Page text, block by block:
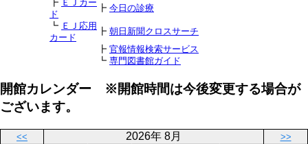
┣ ＥＪカー
ド
┣ 今日の診療
┗ ＥＪ応用
カード
┣ 朝日新聞クロスサーチ
┣ 官報情報検索サービス
┗ 専門図書館ガイド
開館カレンダー ※開館時間は今後変更する場合が
ございます。
<< 2026年 8月 >>